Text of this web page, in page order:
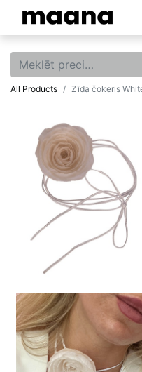
All Products Zīda čokeris